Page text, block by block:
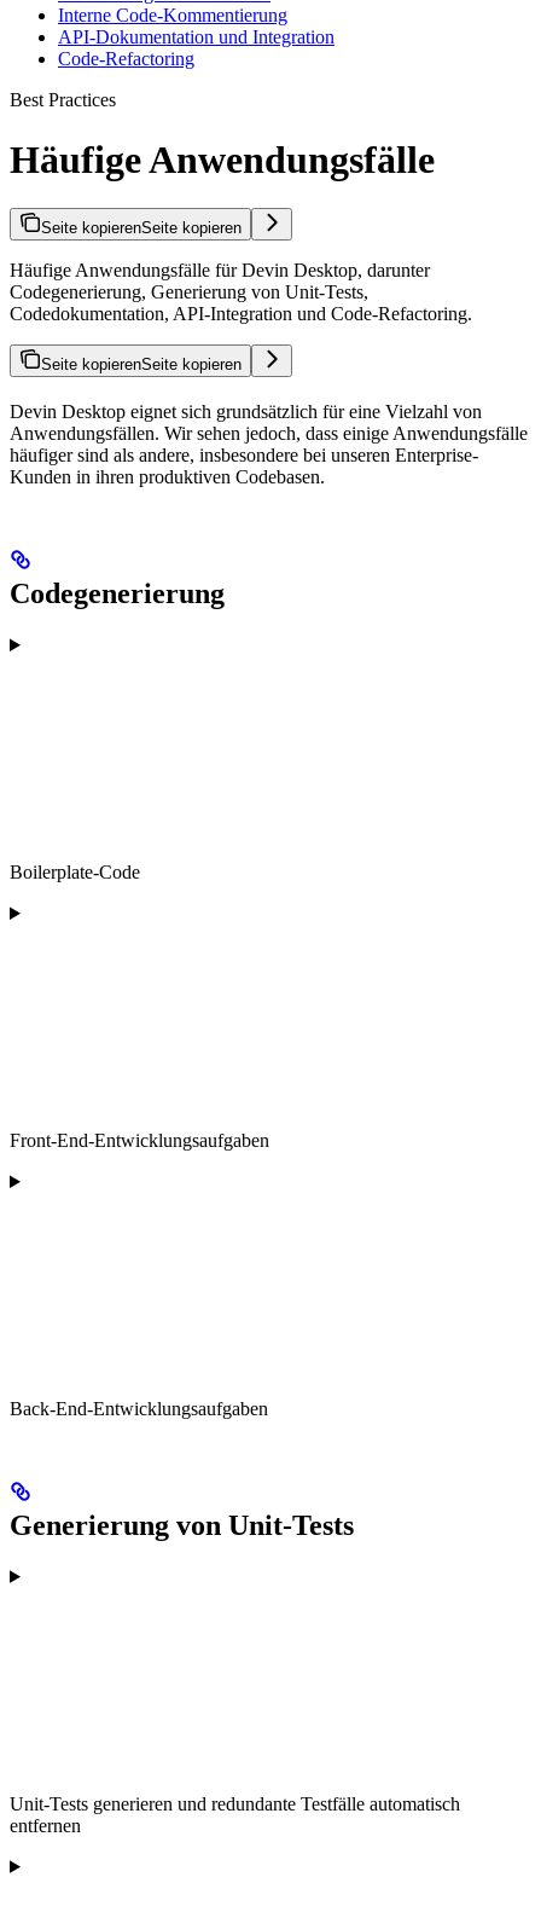
Interne Code-Kommentierung
API-Dokumentation und Integration
Code-Refactoring
Best Practices
Häufige Anwendungsfälle
Seite kopierenSeite kopieren
Häufige Anwendungsfälle für Devin Desktop, darunter
Codegenerierung, Generierung von Unit-Tests,
Codedokumentation, API-Integration und Code-Refactoring.
Seite kopierenSeite kopieren
Devin Desktop eignet sich grundsätzlich für eine Vielzahl von
Anwendungsfällen. Wir sehen jedoch, dass einige Anwendungsfälle
häufiger sind als andere, insbesondere bei unseren Enterprise-
Kunden in ihren produktiven Codebasen.
Codegenerierung
Boilerplate-Code
Front-End-Entwicklungsaufgaben
Back-End-Entwicklungsaufgaben
Generierung von Unit-Tests
Unit-Tests generieren und redundante Testfälle automatisch
entfernen